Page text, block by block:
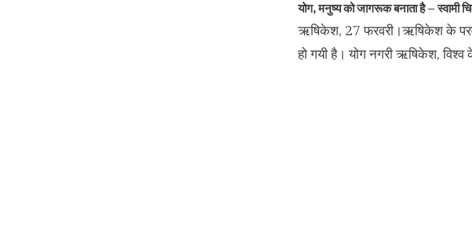
योग, मनुष्य को जागरूक बनाता है – स्वामी
ऋषिकेश, 27 फरवरी।ऋषिकेश के
हो गयी है। योग नगरी ऋषिकेश,